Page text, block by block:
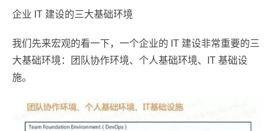
企业 IT 建设的三大基础环境
我们先来宏观的看一下，一个企业的 IT 建设非常重要的三
大基础环境：团队协作环境、个人基础环境、IT 基础设
施。